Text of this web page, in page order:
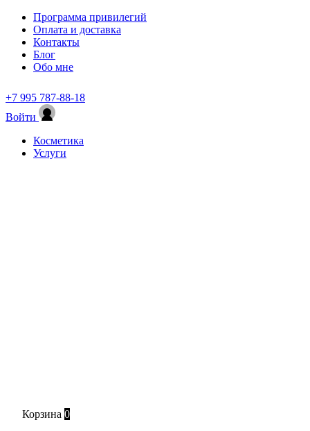
Программа привилегий
Оплата и доставка
Контакты
Блог
Обо мне
+7 995 787-88-18
Войти
Косметика
Услуги
Корзина 0